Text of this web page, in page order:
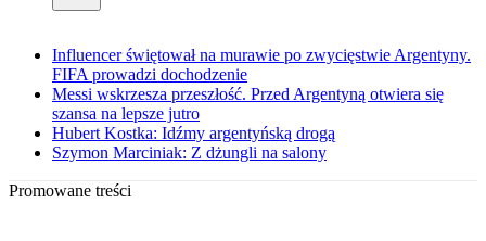
Influencer świętował na murawie po zwycięstwie Argentyny.
FIFA prowadzi dochodzenie
Messi wskrzesza przeszłość. Przed Argentyną otwiera się
szansa na lepsze jutro
Hubert Kostka: Idźmy argentyńską drogą
Szymon Marciniak: Z dżungli na salony
Promowane treści